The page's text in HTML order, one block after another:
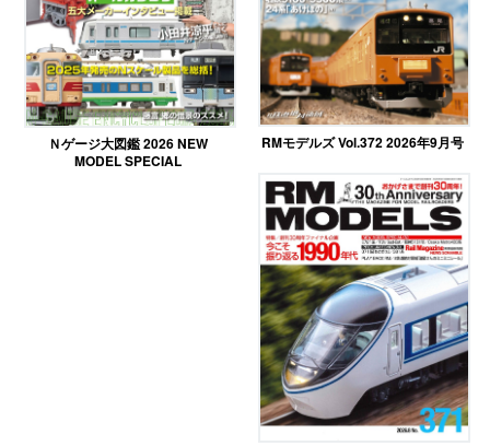
Ｎゲージ大図鑑 2026 NEW
MODEL SPECIAL
RMモデルズ Vol.372 2026年9月号